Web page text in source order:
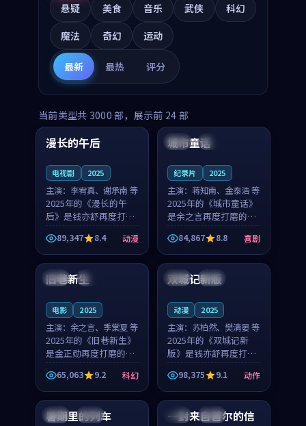
悬疑
美食 音乐 武侠
科幻
魔法
奇幻 运动
最新 最热 评分
当前类型共 3000 部，展示前 24 部
中国 高分
99:16
漫长的午后
电视剧 2025
主演： 李宥真、谢承南 等
2025年的《漫长的午
后》是钱亦舒再度打磨
的动漫佳作。中国大陆
的取景与海岛日常的氛
围相互成就，李宥真与
谢承南的对手戏自然克
制，让整部影片在悬念
89,347 8.4 动漫
美国 院线
城市童话
纪录片 2025
主演： 蒋知南、金泰浩 等
2025年的《城市童话》
是余之言再度打磨的喜
剧佳作。美国的取景与
历史战争的氛围相互成
就，蒋知南与金泰浩的
对手戏自然克制，让整
部影片在悬念与温度
84,867 8.8 喜剧
英国 完结
旧巷新生
电影 2025
主演： 余之言、季棠夏 等
2025年的《旧巷新生》
是金正勋再度打磨的科
幻佳作。英国的取景与
雨夜物语的氛围相互成
就，余之言与季棠夏的
对手戏自然克制，让整
部影片在悬念与温度
65,063 9.2 科幻
中国 独播
双城记新版
动漫 2025
主演： 苏柏然、樊清晏 等
2025年的《双城记新
版》是钱亦舒再度打磨
的动作佳作。中国大陆
的取景与沙漠探险的氛
围相互成就，苏柏然与
樊清晏的对手戏自然克
制，让整部影片在悬念
98,375 9.1 动作
中国 杜比
暑期里的列车 韩国 热播
一封来自首尔的信